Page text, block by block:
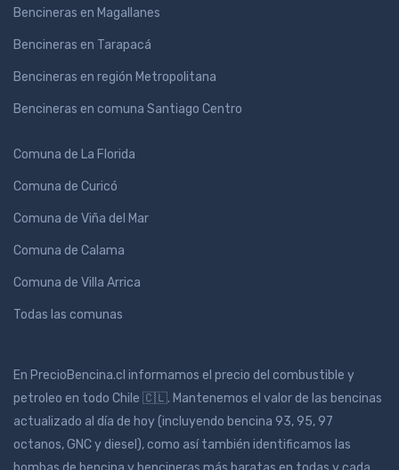
Bencineras en Magallanes
Bencineras en Tarapacá
Bencineras en región Metropolitana
Bencineras en comuna Santiago Centro
Comuna de La Florida
Comuna de Curicó
Comuna de Viña del Mar
Comuna de Calama
Comuna de Villa Arrica
Todas las comunas
En PrecioBencina.cl informamos el precio del combustible y
petroleo en todo Chile 🇨🇱. Mantenemos el valor de las bencinas
actualizado al día de hoy (incluyendo bencina 93, 95, 97
octanos, GNC y diesel), como así también identificamos las